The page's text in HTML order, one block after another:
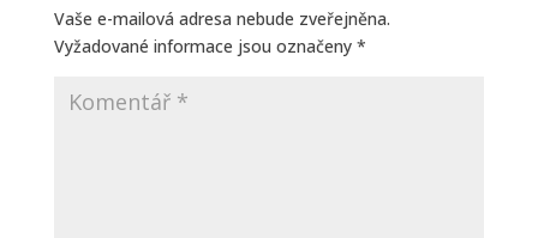
Vaše e-mailová adresa nebude zveřejněna.
Vyžadované informace jsou označeny *